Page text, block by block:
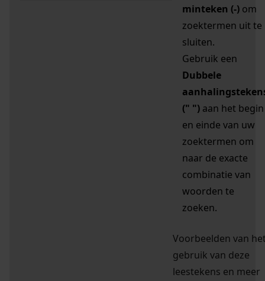
minteken (-) om
zoektermen uit te
sluiten.
Gebruik een
Dubbele
(" ") aan het begin
en einde van uw
zoektermen om
naar de exacte
combinatie van
woorden te
zoeken.
Voorbeelden van
gebruik van deze
leestekens en meer